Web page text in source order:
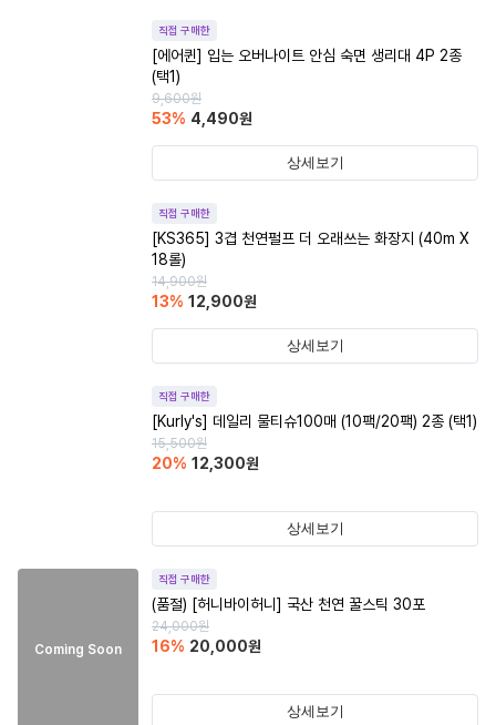
직접 구매한
[에어퀸] 입는 오버나이트 안심 숙면 생리대 4P 2종
(택1)
9,600원
53% 4,490원
상세보기
직접 구매한
[KS365] 3겹 천연펄프 더 오래쓰는 화장지 (40m X
18롤)
14,900원
13% 12,900원
상세보기
직접 구매한
[Kurly's] 데일리 물티슈100매 (10팩/20팩) 2종 (택1)
15,500원
20% 12,300원
상세보기
Coming Soon
직접 구매한
(품절) [허니바이허니] 국산 천연 꿀스틱 30포
24,000원
16% 20,000원
상세보기